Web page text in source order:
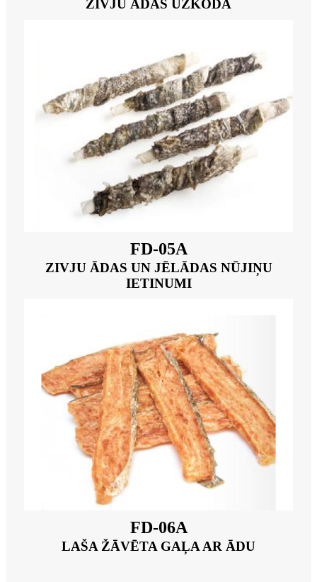
ZIVJU ĀDAS UZKODA
FD-05A
ZIVJU ĀDAS UN JĒLĀDAS NŪJIŅU
IETINUMI
FD-06A
LAŠA ŽĀVĒTA GAĻA AR ĀDU